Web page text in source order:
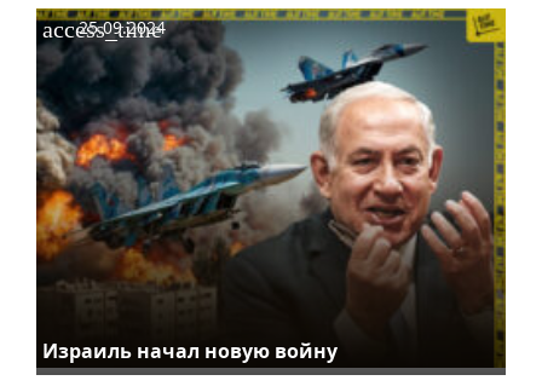
Израиль начал новую войну
access_time
25.09.2024